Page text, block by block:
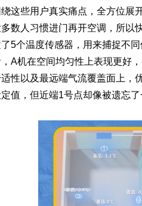
这些用户真实痛点，全方位展
多数人习惯进门再开空调，所以
5个温度传感器，用来捕捉不
A机在空间均匀性上表现更好
性以及最远端气流覆盖面上，
值，但近端1号点却像被遗忘